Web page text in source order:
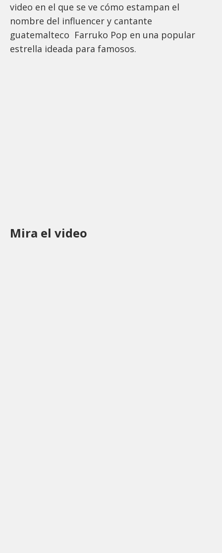
video en el que se ve cómo estampan el
nombre del influencer y cantante
guatemalteco Farruko Pop en una popular
estrella ideada para famosos.
Mira el video